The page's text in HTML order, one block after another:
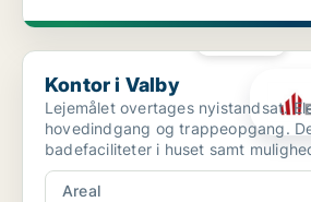
Kontor i Valby
Kontor i Valby
Lejemålet overtages nyistandsat.
hovedindgang og trappeopgang. Der er
badefaciliteter i huset samt
massageordning og parkering ...
Areal